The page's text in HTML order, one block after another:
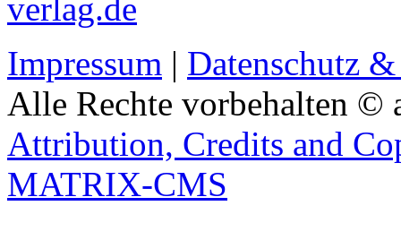
verlag.de
Impressum | Datenschutz
Alle Rechte vorbehalten ©
Attribution, Credits and
MATRIX-CMS